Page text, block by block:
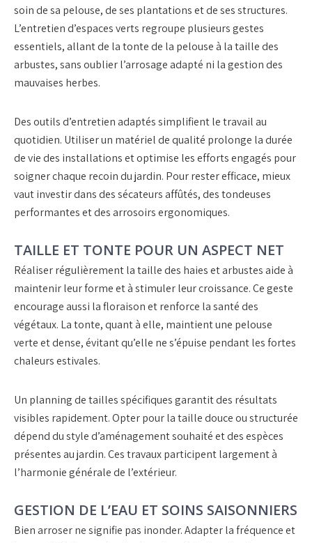
soin de sa pelouse, de ses plantations et de ses structures.
L’entretien d’espaces verts regroupe plusieurs gestes
essentiels, allant de latonte de la pelouseà lataille des
arbustes, sans oublier l’arrosage adapté ni la gestion des
mauvaises herbes.
Desoutils d’entretienadaptés simplifient le travail au
quotidien. Utiliser un matériel de qualité prolonge la durée
de vie des installations et optimise les efforts engagés pour
soigner chaque recoin du jardin. Pour rester efficace, mieux
vaut investir dans dessécateurs affûtés, des tondeuses
performantes et des arrosoirs ergonomiques.
TAILLE ET TONTE POUR UN ASPECT NET
Réaliser régulièrement lataille des haies et arbustesaide à
maintenir leur forme et à stimuler leur croissance. Ce geste
encourage aussi la floraison et renforce la santé des
végétaux. Latonte, quant à elle, maintient une pelouse
verte et dense, évitant qu’elle ne s’épuise pendant les fortes
chaleurs estivales.
Un planning de tailles spécifiques garantit des résultats
visibles rapidement. Opter pour lataille douceou structurée
dépend du style d’aménagement souhaitéet des espèces
présentes au jardin. Ces travaux participent largement à
l’harmonie générale de l’extérieur.
GESTION DE L’EAU ET SOINS SAISONNIERS
Bien arroser ne signifie pas inonder. Adapter la fréquence et